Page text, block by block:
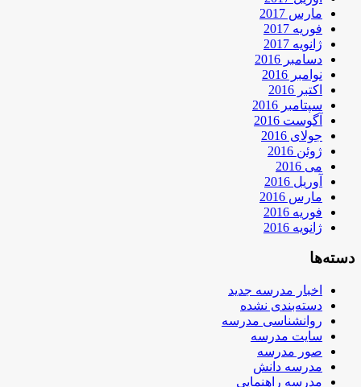
مارس 2017
فوریه 2017
ژانویه 2017
دسامبر 2016
نوامبر 2016
اکتبر 2016
سپتامبر 2016
آگوست 2016
جولای 2016
ژوئن 2016
می 2016
آوریل 2016
مارس 2016
فوریه 2016
ژانویه 2016
دسته‌ها
اخبار مدرسه جدید
دسته‌بندی نشده
روانشناسی مدرسه
سایت مدرسه
صور مدرسه
مدرسه دانش
مدرسه راهنمایی